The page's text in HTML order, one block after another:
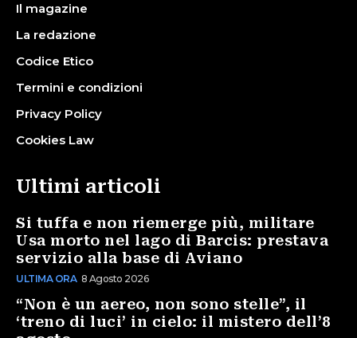
Il magazine
La redazione
Codice Etico
Termini e condizioni
Privacy Policy
Cookies Law
Ultimi articoli
Si tuffa e non riemerge più, militare
Usa morto nel lago di Barcis: prestava
servizio alla base di Aviano
ULTIMA ORA 8 Agosto 2026
“Non è un aereo, non sono stelle”, il
‘treno di luci’ in cielo: il mistero dell’8